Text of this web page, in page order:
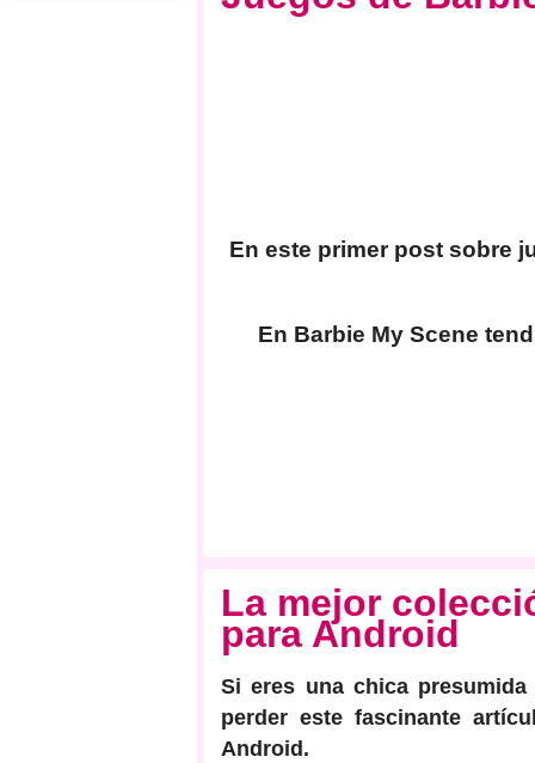
En este primer post sobre
En Barbie My Scene
La mejor
para Android
Si eres una chica
perder este fascinante
Android.